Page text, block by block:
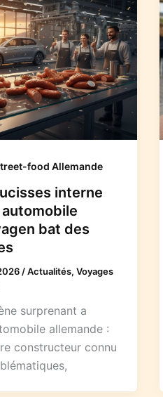
food Allemande
interne
bat des
/Actualités, Voyages
surprenant a
allemande :
constructeur connu